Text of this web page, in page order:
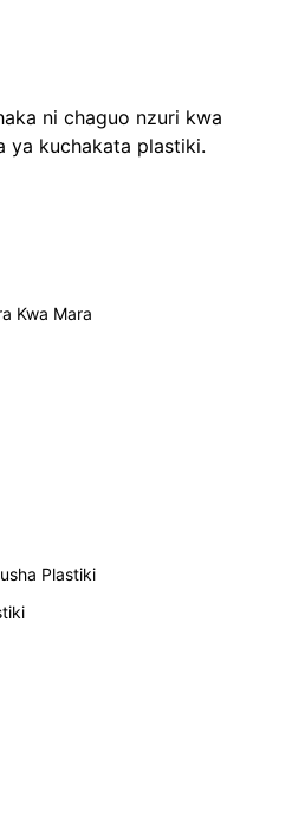
ni chaguo nzuri kwa
ya kuchakata plastiki.
Kwa Mara
Plastiki